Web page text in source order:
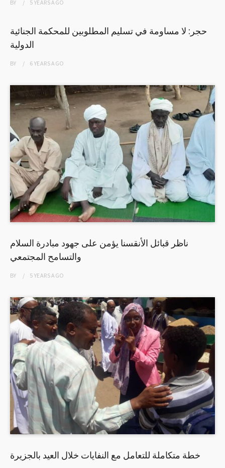
BY 5 YEARSAGO
حجر: لا مساومة في تسليم المطلوبين للمحكمة الجنائية
الدولية
BY 6 YEARSAGO
ناظر قبائل الأنقسنا يؤمن على جهود مبادرة السلام
والتسامح المجتمعي
BY 5 YEARSAGO
خطة متكاملة للتعامل مع النفايات خلال العيد بالجزيرة